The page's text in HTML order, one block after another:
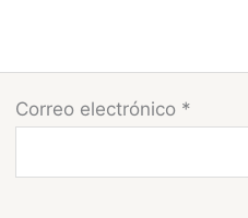
Correo electrónico *